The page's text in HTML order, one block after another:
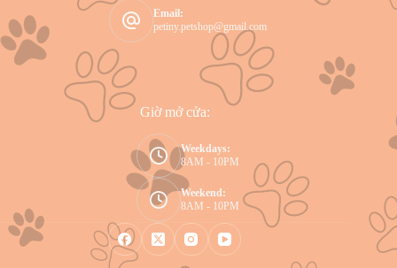
Email:
petiny.petshop@gmail.com
Giờ mở cửa:
Weekdays:
8AM - 10PM
Weekend:
8AM - 10PM